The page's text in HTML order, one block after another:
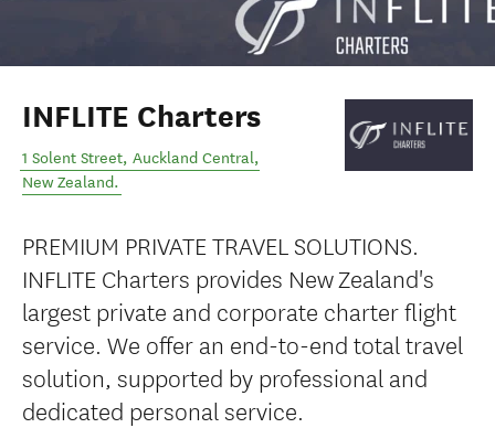
INFLITE Charters
1 Solent Street, Auckland Central,
New Zealand.
PREMIUM PRIVATE TRAVEL SOLUTIONS.
INFLITE Charters provides New Zealand's
largest private and corporate charter flight
service. We offer an end-to-end total travel
solution, supported by professional and
dedicated personal service.